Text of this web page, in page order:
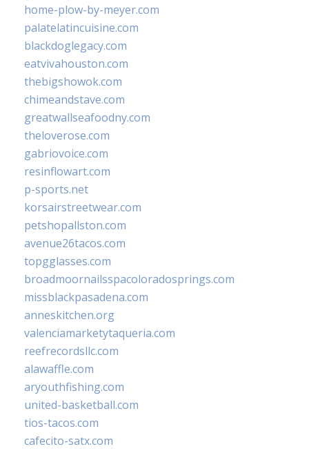
home-plow-by-meyer.com
palatelatincuisine.com
blackdoglegacy.com
eatvivahouston.com
thebigshowok.com
chimeandstave.com
greatwallseafoodny.com
theloverose.com
gabriovoice.com
resinflowart.com
p-sports.net
korsairstreetwear.com
petshopallston.com
avenue26tacos.com
topgglasses.com
broadmoornailsspacoloradosprings.com
missblackpasadena.com
anneskitchen.org
valenciamarketytaqueria.com
reefrecordsllc.com
alawaffle.com
aryouthfishing.com
united-basketball.com
tios-tacos.com
cafecito-satx.com